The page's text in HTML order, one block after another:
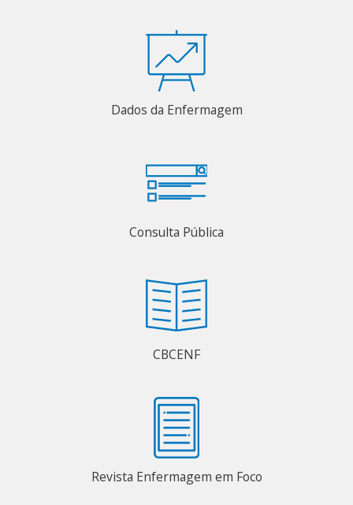
Dados da Enfermagem
Consulta Pública
CBCENF
Revista Enfermagem em Foco